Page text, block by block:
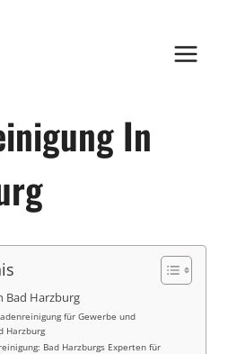
In
Bad Harzburg
für Gewerbe und
Harzburg
Bad Harzburgs Experten für